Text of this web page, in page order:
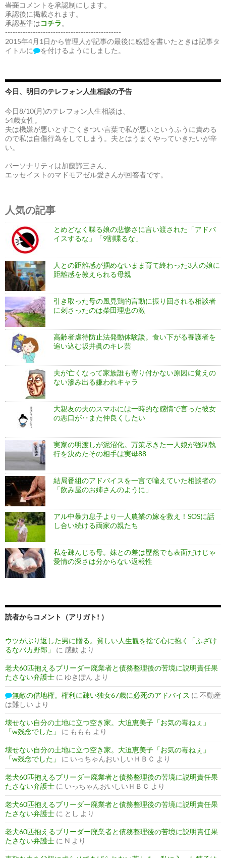
当面コメントを承認制にします。
承認後に掲載されます。
承認基準はコチラ 。
----------------------------------------------
2015年4月1日から管理人が記事の最後に感想を書いたときは記事タ
イトルに
を付けるようにしました。
今日、明日のテレフォン人生相談の予告
今日8/10(月)のテレフォン人生相談は、
54歳女性。
夫は機嫌が悪いとすごくきつい言葉で私が悪いというふうに責める
ので私は自傷行為をしてしまう。夫とはうまくやっていきたいが辛
い。
パーソナリティは加藤諦三さん、
エッセイストのマドモアゼル愛さんが回答者です。
人気の記事
とめどなく喋る娘の悲惨さに言い渡された「アドバ
イスするな」「9割喋るな」
人との距離感が掴めないまま育て終わった3人の娘に
距離感を教えられる母親
引き取った母の風見鶏的言動に振り回される相談者
に刺さったのは柴田理恵の激
高齢者虐待防止法発動体験談。食い下がる養護者を
追い込む坂井眞のキレ芸
夫が亡くなって家族誰も寄り付かない原因に覚えの
ない滲み出る嫌われキャラ
大親友の夫のスマホには一時的な感情で言った彼女
の悪口が‥また仲良くしたい
実家の明渡しが泥沼化。万策尽きた一人娘が強制執
行を決めたその相手は実母88
結局番組のアドバイスを一言で喩えていた相談者の
「飲み屋のお姉さんのように」
アル中暴力息子より一人農業の嫁を救え！SOSに話
し合い続ける両家の親たち
私を疎んじる母。妹との差は歴然でも表面だけじゃ
愛情の深さは分からない返報性
読者からコメント（アリガト! ）
ウツがぶり返した男に贈る。貧しい人生観を捨て心に抱く「ふざけ
るなバカ野郎」
に 感動 より
老犬60匹抱えるブリーダー廃業者と債務整理後の苦境に説明責任果
たさない弁護士 に ゆきぽん より
無敵の借地権。権利に疎い独女67歳に必死のアドバイス に 不動産
は難しい より
壊せない自分の土地に立つ空き家。大迫恵美子「お気の毒ねぇ」
「w残念でした」
に ももも より
壊せない自分の土地に立つ空き家。大迫恵美子「お気の毒ねぇ」
「w残念でした」
に いっちゃんおいしいＨＢＣ より
老犬60匹抱えるブリーダー廃業者と債務整理後の苦境に説明責任果
たさない弁護士 に いっちゃんおいしいＨＢＣ より
老犬60匹抱えるブリーダー廃業者と債務整理後の苦境に説明責任果
たさない弁護士 に とし より
老犬60匹抱えるブリーダー廃業者と債務整理後の苦境に説明責任果
たさない弁護士 に N より